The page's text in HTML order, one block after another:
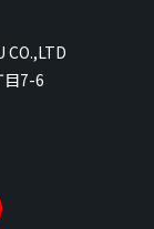
目7-6